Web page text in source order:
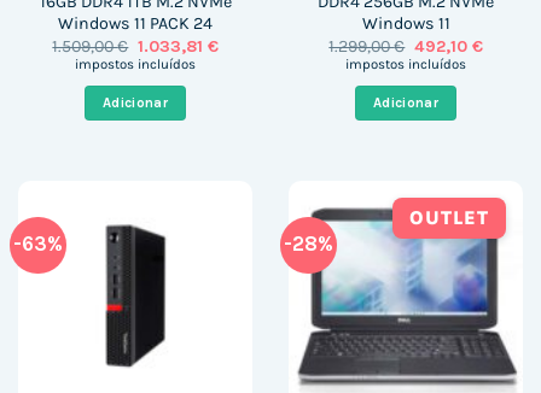
Windows 11 PACK 24
1.509,00€ O
preço
era:
1.509,00 €.
1.033,81 €O
impostos incluídos
Adicionar
Windows 11
1.299,00€ O
preço
era:
1.299,00 €.
492,10 €O
impostos incluídos
Adicionar
-63% -28%
OUTLET